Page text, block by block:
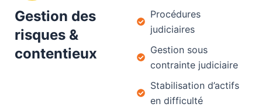
Gestion des
risques &
contentieux
Procédures
judiciaires
Gestion sous
contrainte judiciaire
Stabilisation d’actifs
en difficulté